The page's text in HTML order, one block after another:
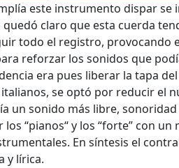
este instrumento dispar
claro que esta cuerda
todo el registro, provocando
reforzar los sonidos que
era pues liberar la tapa
se optó por reducir el
un sonido más libre,
los “pianos“ y los “forte” con
En síntesis el
y lírica.